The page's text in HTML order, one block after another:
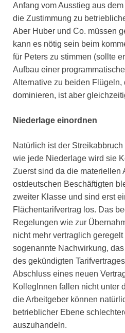
Anfang vom Ausstieg aus
die Zustimmung zu
Aber Huber und Co. müssen
kann es nötig sein beim
für Peters zu stimmen (sollte
Aufbau einer
Alternative zu beiden Flügeln,
dominieren, ist aber
Niederlage einordnen
Natürlich ist der
wie jede Niederlage wird sie
Zuerst sind da die materiellen
ostdeutschen Beschäftigten
zweiter Klasse und sind erst
Flächentarifvertrag los. Das
Regelungen wie zur
nicht mehr vertraglich
sogenannte Nachwirkung,
des gekündigten
Abschluss eines neuen
KollegInnen fallen nicht unter
die Arbeitgeber können
betrieblicher Ebene
auszuhandeln.